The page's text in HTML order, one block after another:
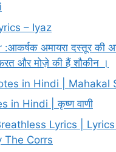
– Iyaz
अमायरा दस्तूर की
और मोज़े की हैं शौकीन ।
in Hindi | Mahakal
in Hindi | कृष्ण वाणी
Lyrics |
The Corrs